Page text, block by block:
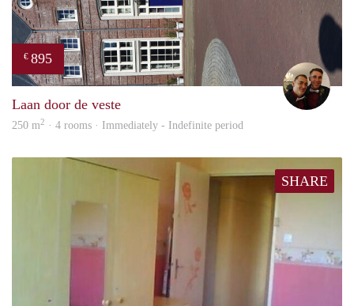
€ 895
Laan door de veste
250 m2 · 4 rooms · Immediately - Indefinite period
SHARE